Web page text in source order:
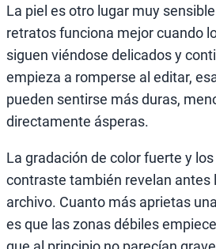
La piel es otro lugar muy
retratos funciona mejor cuando
siguen viéndose delicados y
empieza a romperse al editar,
pueden sentirse más duras,
directamente ásperas.
La gradación de color fuerte y
contraste también revelan antes
archivo. Cuanto más aprietas
es que las zonas débiles